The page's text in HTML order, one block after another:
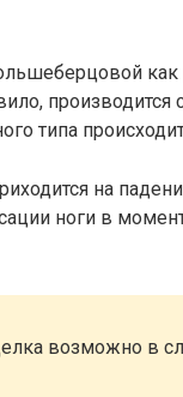
как
производится
типа
на
ноги в
возможно в